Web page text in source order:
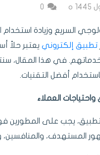
0
السريع وزيادة استخدام
تطبيق إلكتروني يعتبر حلاً
خدماتهم. في هذا المقال،
أفضل التقنيات.
يجب على المطورين
المستهدف، والمنافسين،